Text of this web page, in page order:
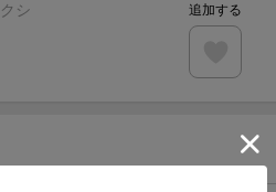
ーンの拡散で300円OFFクーポン
歌劇 宙組貸切公演ペアチケット
シ
追加する